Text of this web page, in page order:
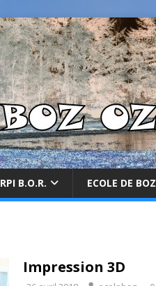
RPI B.O.R. ECOLE DE BOZ
Impression 3D